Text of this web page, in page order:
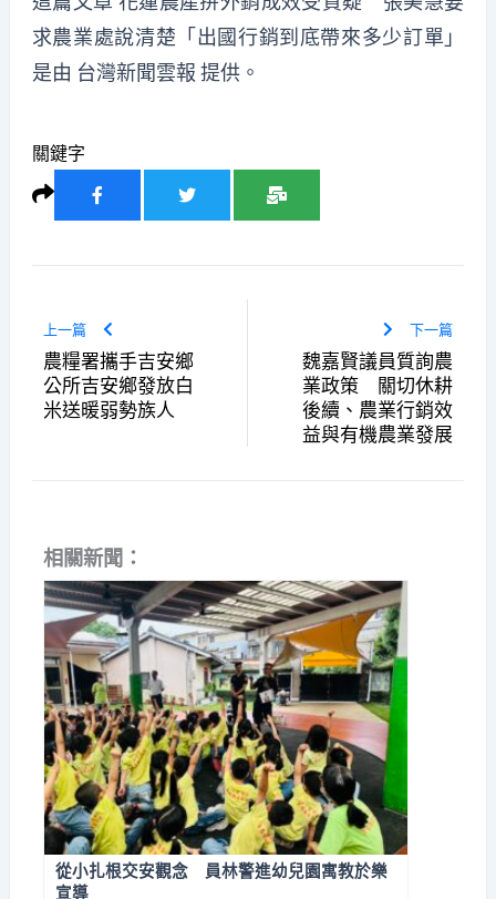
求農業處說清楚「出國行銷到底帶來多少訂單」
是由 台灣新聞雲報 提供。
關鍵字
上一篇
農糧署攜手吉安鄉
公所吉安鄉發放白
米送暖弱勢族人
下一篇
魏嘉賢議員質詢農
業政策 關切休耕
後續、農業行銷效
益與有機農業發展
相關新聞：
從小扎根交安觀念 員林警進幼兒園寓教於樂
宣導